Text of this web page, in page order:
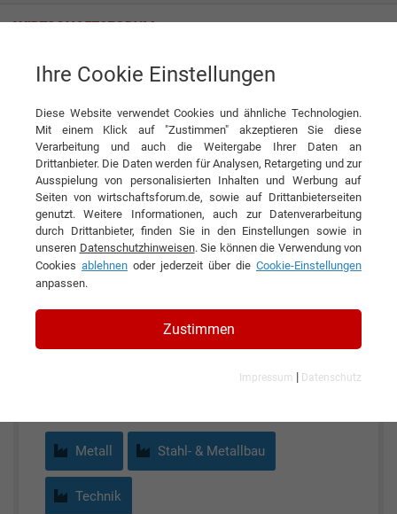
Metal Working S.r.l.
KONTAKT
Metal Working S.r.l.
Metall Stahl- & Metallbau
Technik
Ihre Cookie Einstellungen
Diese Website verwendet Cookies und ähnliche Technologien.
Mit einem Klick auf "Zustimmen" akzeptieren Sie diese
Verarbeitung und auch die Weitergabe Ihrer Daten an
Drittanbieter. Die Daten werden für Analysen, Retargeting und zur
Ausspielung von personalisierten Inhalten und Werbung auf
Seiten von wirtschaftsforum.de, sowie auf Drittanbieterseiten
genutzt. Weitere Informationen, auch zur Datenverarbeitung
durch Drittanbieter, finden Sie in den Einstellungen sowie in
unseren Datenschutzhinweisen. Sie können die Verwendung von
Cookies ablehnen oder jederzeit über die Cookie-Einstellungen
anpassen.
Zustimmen
Impressum | Datenschutz